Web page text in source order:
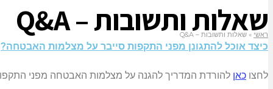
ראשי » שאלות ותשובות – Q&A
שאלות ותשובות – Q&A
כיצד אוכל להתגונן מפני התקפות סייבר על מצלמות האבטחה?
לחצו כאן להורדת המדריך להגנה על מצלמות האבטחה מפני